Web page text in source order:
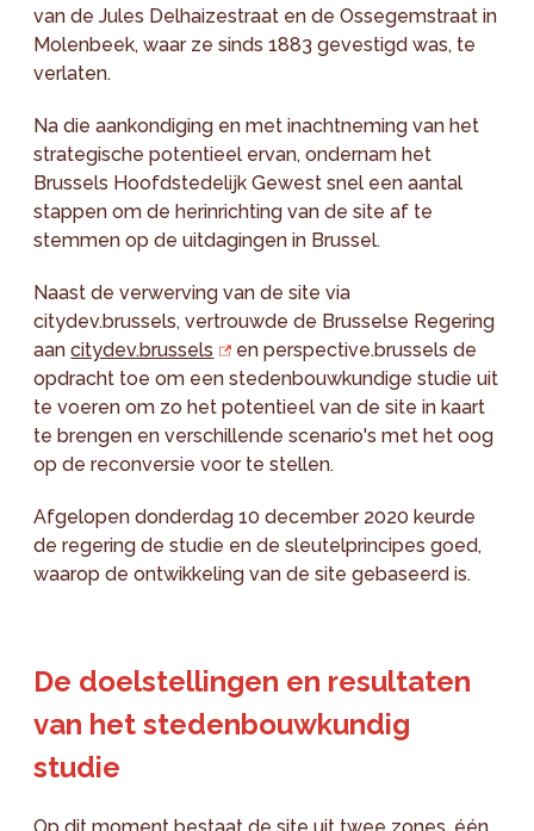
van de Jules Delhaizestraat en de Ossegemstraat in
Molenbeek, waar ze sinds 1883 gevestigd was, te
verlaten.
Na die aankondiging en met inachtneming van het
strategische potentieel ervan, ondernam het
Brussels Hoofdstedelijk Gewest snel een aantal
stappen om de herinrichting van de site af te
stemmen op de uitdagingen in Brussel.
Naast de verwerving van de site via
citydev.brussels, vertrouwde de Brusselse Regering
aancitydev.brussels
en perspective.brussels de
opdracht toe om een stedenbouwkundige studie uit
te voeren om zo het potentieel van de site in kaart
te brengen en verschillende scenario's met het oog
op de reconversie voor te stellen.
Afgelopen donderdag 10 december 2020 keurde
de regering de studie en de sleutelprincipes goed,
waarop de ontwikkeling van de site gebaseerd is.
De doelstellingen en resultaten
van het stedenbouwkundig
studie